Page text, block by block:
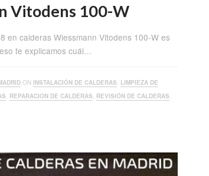
Vitodens 100-W
en calderas Wiessmann Vitodens 100-W es
te explicamos cuál…
ON INSTALACIÓN DE CALDERAS, LIMPIEZA DE
, REPARACION DE CALDERAS, REVISIÓN DE CALDERAS,